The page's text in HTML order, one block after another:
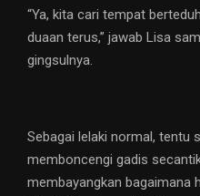
“Ya, kita cari tempat
duaan terus,” jawab Lisa
gingsulnya.
Sebagai lelaki normal, tentu
memboncengi gadis
membayangkan bagaimana